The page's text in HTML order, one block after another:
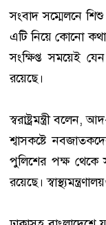
সংবাদ সম্মেলনে
এটি নিয়ে কোনো
সংক্ষিপ্ত সময়েই
রয়েছে।
স্বরাষ্ট্রমন্ত্রী বলেন,
শ্বাসকষ্টে
পুলিশের পক্ষ থেকে
রয়েছে।